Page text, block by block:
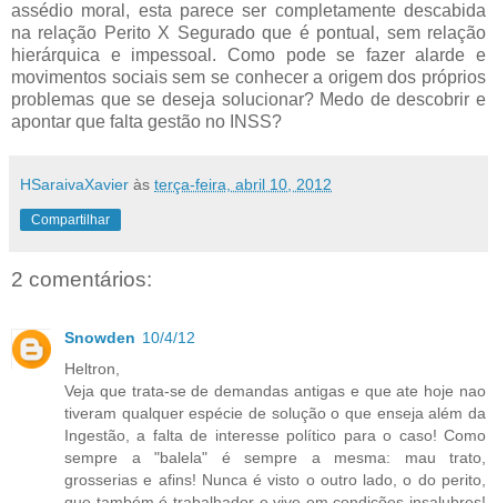
assédio moral, esta parece ser completamente descabida
na relação Perito X Segurado que é pontual, sem relação
hierárquica e impessoal. Como pode se fazer alarde e
movimentos sociais sem se conhecer a origem dos próprios
problemas que se deseja solucionar? Medo de descobrir e
apontar que falta gestão no INSS?
HSaraivaXavier às terça-feira, abril 10, 2012
Compartilhar
2 comentários:
Snowden 10/4/12
Heltron,
Veja que trata-se de demandas antigas e que ate hoje nao
tiveram qualquer espécie de solução o que enseja além da
Ingestão, a falta de interesse político para o caso! Como
sempre a "balela" é sempre a mesma: mau trato,
grosserias e afins! Nunca é visto o outro lado, o do perito,